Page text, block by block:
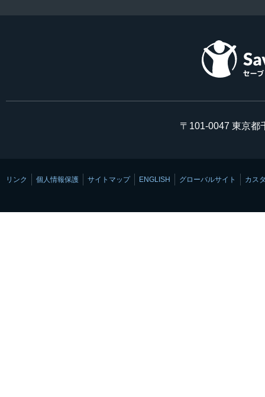
〒101-0047 東京都
リンク 個人情報保護 サイトマップ ENGLISH グローバルサイト カス